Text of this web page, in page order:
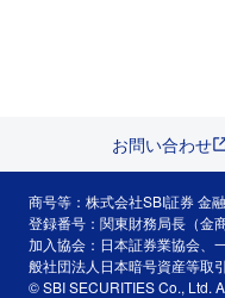
お問い合わせ
商号等：株式会社SBI証券 金
登録番号：関東財務局長（金
加入協会：日本証券業協会、
般社団法人日本暗号資産等取
© SBI SECURITIES Co., Ltd.